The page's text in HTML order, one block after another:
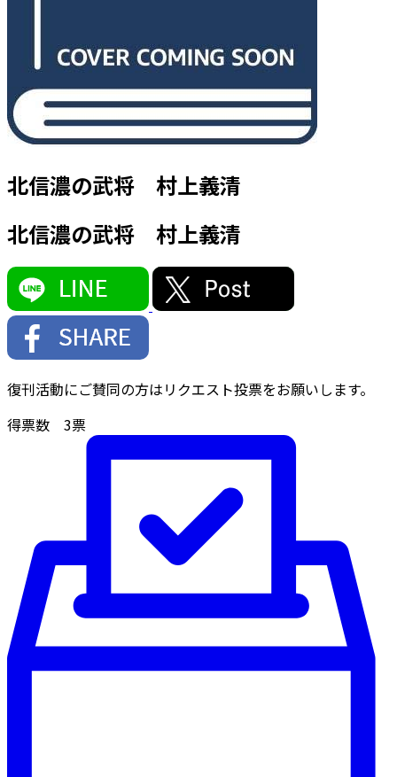
北信濃の武将 村上義清
北信濃の武将 村上義清
復刊活動にご賛同の方はリクエスト投票をお願いします。
得票数 3票